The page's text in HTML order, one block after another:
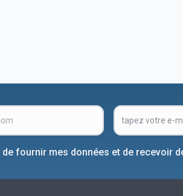
fournir mes données et de recevoir